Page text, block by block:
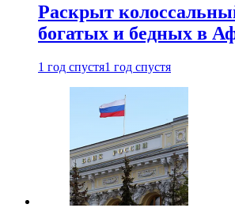
Раскрыт
богатых и бедных в
1 год спустя1 год спустя